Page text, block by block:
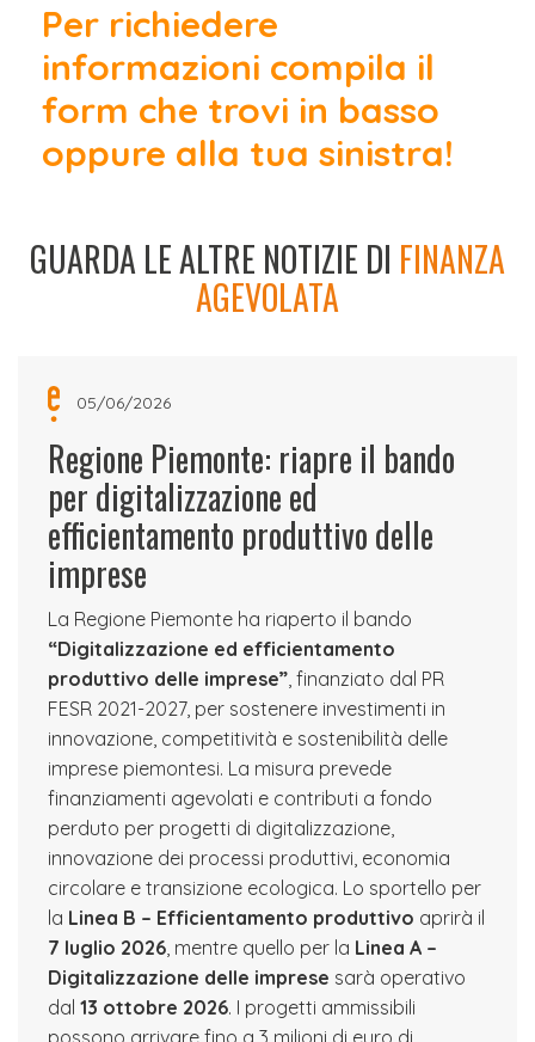
Per richiedere
informazioni compila il
form che trovi in basso
oppure alla tua sinistra!
GUARDA LE ALTRE NOTIZIE DI FINANZA
AGEVOLATA
05/06/2026
Regione Piemonte: riapre il bando
per digitalizzazione ed
efficientamento produttivo delle
imprese
La Regione Piemonte ha riaperto il bando
“Digitalizzazione ed efficientamento
produttivo delle imprese”, finanziato dal PR
FESR 2021-2027, per sostenere investimenti in
innovazione, competitività e sostenibilità delle
imprese piemontesi. La misura prevede
finanziamenti agevolati e contributi a fondo
perduto per progetti di digitalizzazione,
innovazione dei processi produttivi, economia
circolare e transizione ecologica. Lo sportello per
la Linea B – Efficientamento produttivo aprirà il
7 luglio 2026, mentre quello per la Linea A –
Digitalizzazione delle imprese sarà operativo
dal 13 ottobre 2026. I progetti ammissibili
possono arrivare fino a 3 milioni di euro di